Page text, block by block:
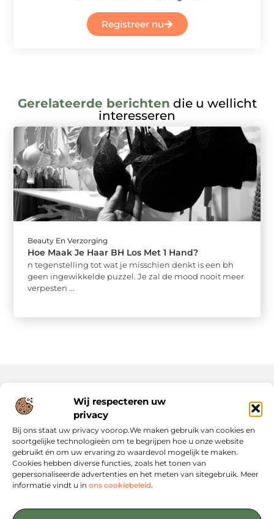
Wij respecteren uw
privacy
Bij ons staat uw privacy voorop.We maken gebruik van cookies en
soortgelijke technologieën om te begrijpen hoe u onze website
gebruikt én om uw ervaring zo waardevol mogelijk te maken.
Cookies hebben diverse functies, zoals het tonen van
gepersonaliseerde advertenties en het meten van sitegebruik. Meer
informatie vindt u in ons cookiebeleid.
Registreer nu
Gerelateerde berichten die u wellicht
interesseren
Beauty En Verzorging
Hoe Maak Je Haar BH Los Met 1 Hand?
n tegenstelling tot wat je misschien denkt is een bh
geen ingewikkelde puzzel. Je zal de mood nooit meer
verpesten ...
Onze informatie